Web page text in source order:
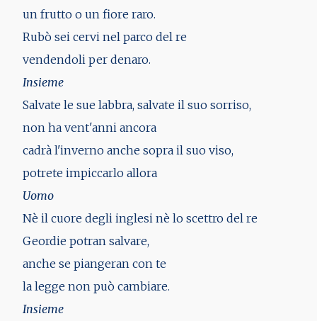
un frutto o un fiore raro.
Rubò sei cervi nel parco del re
vendendoli per denaro.
Insieme
Salvate le sue labbra, salvate il suo sorriso,
non ha vent'anni ancora
cadrà l'inverno anche sopra il suo viso,
potrete impiccarlo allora
Uomo
Nè il cuore degli inglesi nè lo scettro del re
Geordie potran salvare,
anche se piangeran con te
la legge non può cambiare.
Insieme